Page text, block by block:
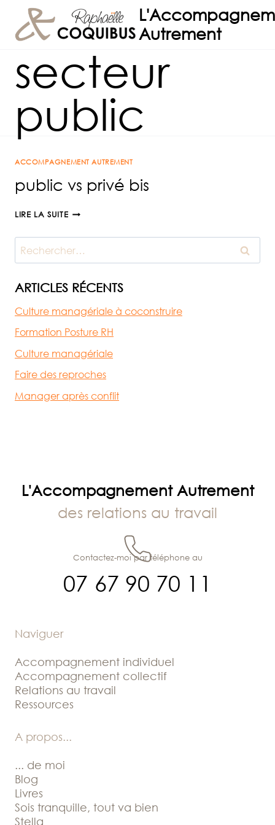
contenu
Autrement
secteur
public
ACCOMPAGNEMENT AUTREMENT
public vs privé bis
LIRE LA SUITEPUBLIC
PRIVÉ
BIS
Rechercher :
ARTICLES RÉCENTS
Culture managériale à coconstruire
Formation Posture RH
Culture managériale
Faire des reproches
Manager après conflit
L'Accompagnement Autrement
des relations au travail
07 67 90 70 11
Contactez-moi par téléphone au
Naviguer
Accompagnement individuel
Accompagnement collectif
Relations au travail
Ressources
A propos...
... de moi
Blog
Livres
Sois tranquille, tout va bien
Stella